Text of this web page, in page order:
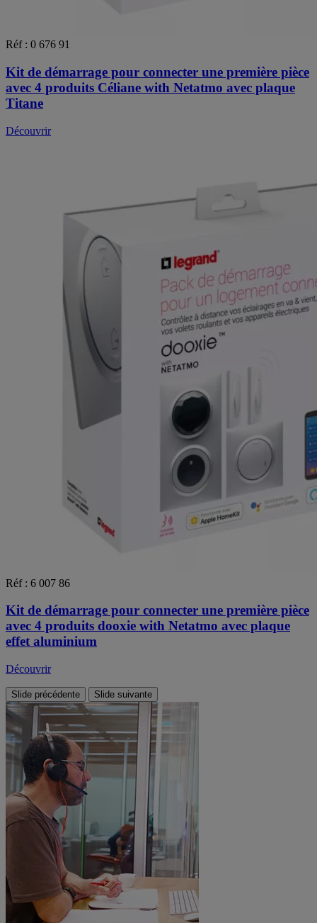
Réf : 0 676 91
Kit de démarrage pour connecter une première pièce
avec 4 produits Céliane with Netatmo avec plaque
Titane
Découvrir
Réf : 6 007 86
Kit de démarrage pour connecter une première pièce
avec 4 produits dooxie with Netatmo avec plaque
effet aluminium
Découvrir
Slide précédente Slide suivante